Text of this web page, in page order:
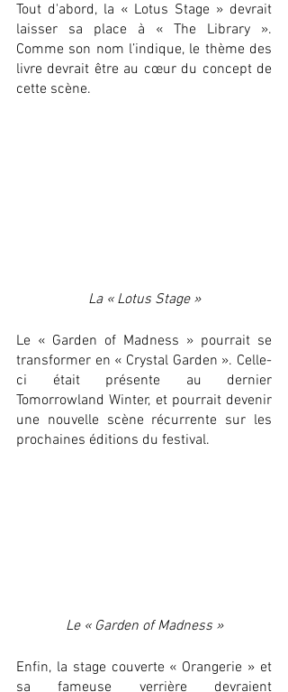
Tout d'abord, la « Lotus Stage » devrait
laisser sa place à « The Library ».
Comme son nom l’indique, le thème des
livre devrait être au cœur du concept de
cette scène.
La « Lotus Stage »
Le « Garden of Madness » pourrait se
transformer en « Crystal Garden ». Celle-
ci était présente au dernier
Tomorrowland Winter, et pourrait devenir
une nouvelle scène récurrente sur les
prochaines éditions du festival.
Le « Garden of Madness »
Enfin, la stage couverte « Orangerie » et
sa fameuse verrière devraient